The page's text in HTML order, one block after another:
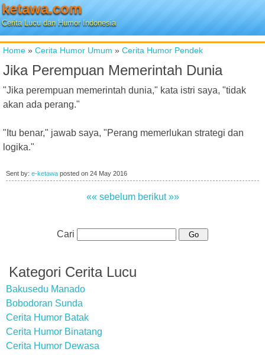
ketawa.com
Cerita Lucu dan Humor Indonesia
Home » Cerita Humor Umum » Cerita Humor Pendek
Jika Perempuan Memerintah Dunia
"Jika perempuan memerintah dunia," kata istri saya, "tidak
akan ada perang."
"Itu benar," jawab saya, "Perang memerlukan strategi dan
logika."
Sent by: e-ketawa posted on 24 May 2016
«« sebelum berikut »»
Cari
Kategori Cerita Lucu
Bakusedu Manado
Bobodoran Sunda
Cerita Humor Batak
Cerita Humor Binatang
Cerita Humor Dewasa